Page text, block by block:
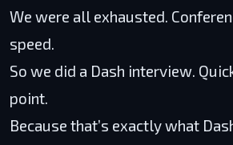
We were all exhausted.
speed.
So we did a Dash interview.
point.
Because that’s exactly what